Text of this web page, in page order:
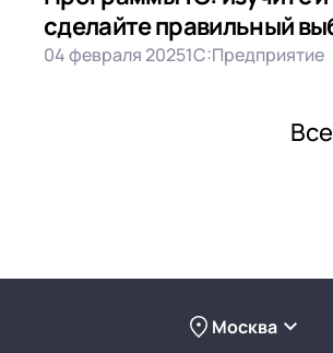
сделайте правильный
04 февраля 20251С:Предприятие
Москва